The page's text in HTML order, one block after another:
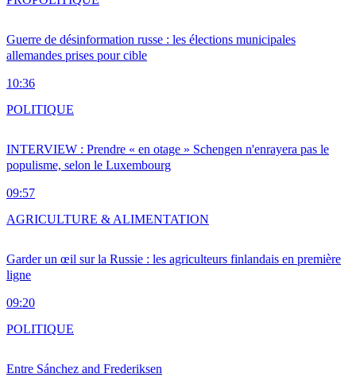
Guerre de désinformation russe : les élections municipales
allemandes prises pour cible
10:36
INTERVIEW : Prendre « en otage » Schengen n'enrayera pas le
populisme, selon le Luxembourg
09:57
POLITIQUE
Garder un œil sur la Russie : les agriculteurs finlandais en première
ligne
09:20
AGRICULTURE & ALIMENTATION
Entre Sánchez and Frederiksen
POLITIQUE